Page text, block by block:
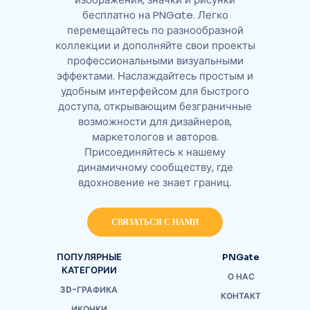
бесплатно на PNGate. Легко
перемещайтесь по разнообразной
коллекции и дополняйте свои проекты
профессиональными визуальными
эффектами. Наслаждайтесь простым и
удобным интерфейсом для быстрого
доступа, открывающим безграничные
возможности для дизайнеров,
маркетологов и авторов.
Присоединяйтесь к нашему
динамичному сообществу, где
вдохновение не знает границ.
СВЯЗАТЬСЯ С НАМИ
ПОПУЛЯРНЫЕ
КАТЕГОРИИ
3D-ГРАФИКА
PNGate
О НАС
КОНТАКТ